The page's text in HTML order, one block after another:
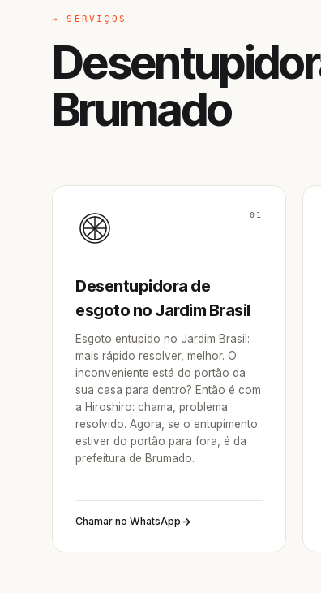
→ SERVIÇOS
Brumado
01
Desentupidora de
esgoto no Jardim Brasil
Esgoto entupido no Jardim Brasil:
mais rápido resolver, melhor. O
inconveniente está do portão da
sua casa para dentro? Então é com
a Hiroshiro: chama, problema
resolvido. Agora, se o entupimento
estiver do portão para fora, é da
prefeitura de Brumado.
Chamar no WhatsApp